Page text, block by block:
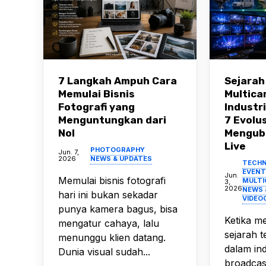
7 Langkah Ampuh Cara
Memulai Bisnis
Fotografi yang
Menguntungkan dari
Nol
Jun. 7,
2026
PHOTOGRAPHY
NEWS & UPDATES
Memulai bisnis fotografi
hari ini bukan sekadar
punya kamera bagus, bisa
mengatur cahaya, lalu
menunggu klien datang.
Dunia visual sudah...
7
Live
Jun.
3,
2026NEWS
Ketika
sejarah
dalam